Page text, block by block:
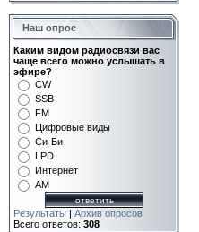
Наш опрос
Каким видом радиосвязи вас
чаще всего можно услышать в
эфире?
CW
SSB
FM
Цифровые виды
Си-Би
LPD
Интернет
AM
Результаты | Архив опросов
Всего ответов: 308